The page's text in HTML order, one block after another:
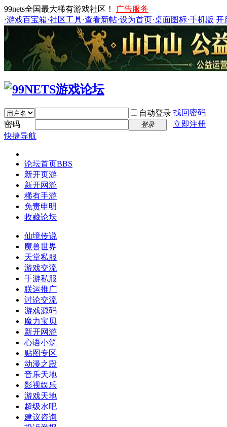
99nets全国最大稀有游戏社区！
广告服务
·游戏百宝箱·社区工具·查看新帖·设为首页·桌面图标·手机版 开
自动登录 找回密码
密码
登录
立即注册
快捷导航
论坛首页BBS
新开页游
新开网游
稀有手游
免责申明
收藏论坛
仙境传说
魔兽世界
天堂私服
游戏交流
手游私服
联运推广
讨论交流
游戏源码
魔力宝贝
新开网游
心语小筑
贴图专区
动漫之殿
音乐天地
影视娱乐
游戏天地
超级水吧
建议咨询